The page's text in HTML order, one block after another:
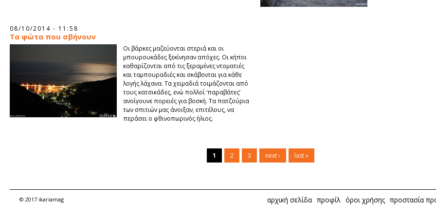
08/10/2014 - 11:58
Tα φώτα που σβήνουν
Οι βάρκες μαζεύονται στεριά και οι
μπουρουκάδες ξεκίνησαν απόχες. Οι κήποι
καθαρίζονται από τις ξεραμένες ντοματιές
και ταμπουραδιές και σκάβονται για κάθε
λογής λάχανα. Τα χειμαδιά τοιμάζονται από
τους κατσικάδες, ενώ πολλοί ‘παραβάτες’
ανοίγουνε πορειές για βοσκή. Τα πατζούρια
των σπιτιών μας άνοιξαν, επιτέλους, να
περάσει ο φθινοπωρινός ήλιος.
1 2 3 next › last »
© 2017 ikariamag αρχική σελίδα προφίλ όροι χρήσης προστασία